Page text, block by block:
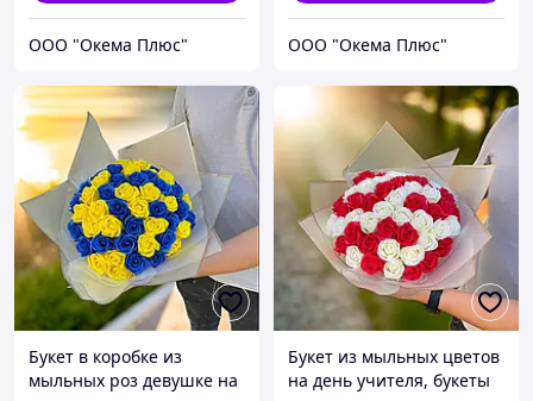
ООО "Окема Плюс" ООО "Окема Плюс"
Букет в коробке из
мыльных роз девушке на
Букет из мыльных цветов
на день учителя, букеты